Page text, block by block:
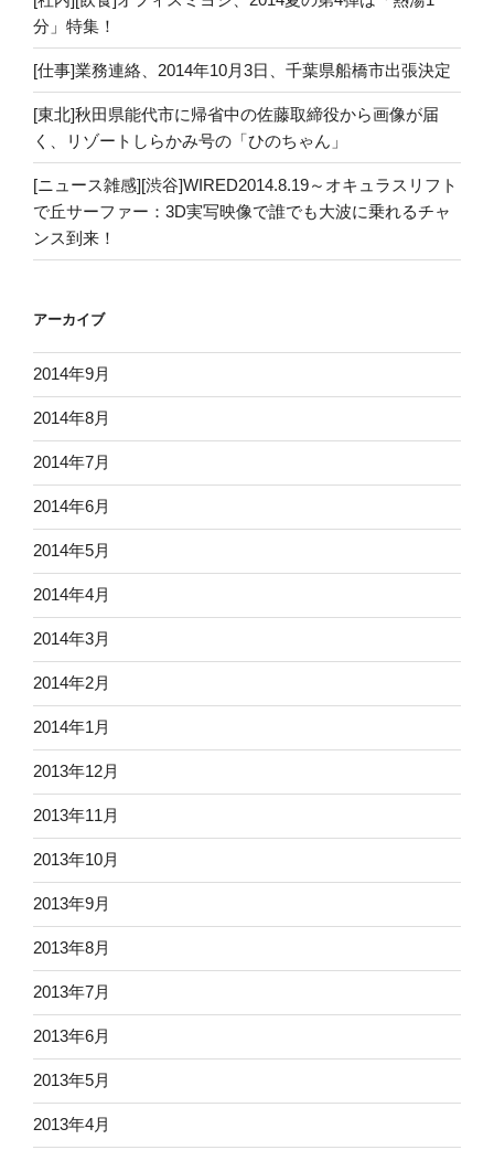
分」特集！
[仕事]業務連絡、2014年10月3日、千葉県船橋市出張決定
[東北]秋田県能代市に帰省中の佐藤取締役から画像が届
く、リゾートしらかみ号の「ひのちゃん」
[ニュース雑感][渋谷]WIRED2014.8.19～オキュラスリフト
で丘サーファー：3D実写映像で誰でも大波に乗れるチャ
ンス到来！
アーカイブ
2014年9月
2014年8月
2014年7月
2014年6月
2014年5月
2014年4月
2014年3月
2014年2月
2014年1月
2013年12月
2013年11月
2013年10月
2013年9月
2013年8月
2013年7月
2013年6月
2013年5月
2013年4月